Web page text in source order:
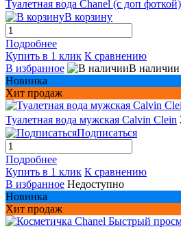
Туалетная вода Chanel (с доп фоткой)
В корзину
Подробнее
Купить в 1 клик К сравнению
В избранное
В наличии
Новинка
Хит продаж
Туалетная вода мужская Сalvin Сlein
Подписаться
Подробнее
Купить в 1 клик К сравнению
В избранное Недоступно
Новинка
Хит продаж
Быстрый